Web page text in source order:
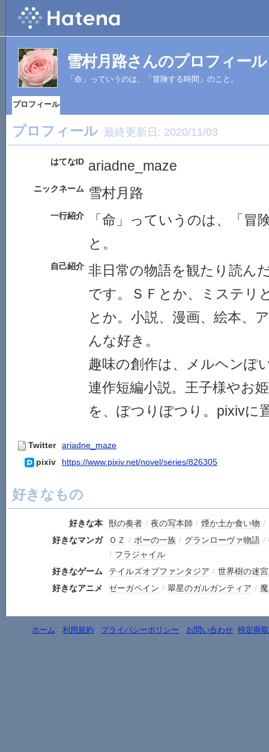
雪村月路さんのプロフィール
「命」っていうのは、「冒険する時間」のこと。
プロフィール
プロフィール 最終更新日: 2020/11/03
はてなID ariadne_maze
ニックネーム 雪村月路
一行紹介
「命」っていうのは、「冒
と。
自己紹介 非日常の物語を観たり読ん
です。ＳＦとか、ミステリ
とか。小説、漫画、絵本、
んな好き。
趣味の創作は、メルヘンぽ
連作短編小説。王子様やお
を、ぽつりぽつり。pixivに
Twitter
ariadne_maze
pixiv
https://www.pixiv.net/novel/series/826305
好きなもの
好きな本 獣の奏者 / 夜の写本師 / 煙か土か食い物 /
好きなマンガ
ＯＺ / ポーの一族 / グランローヴァ物語 /
/ フラジャイル
好きなゲーム
テイルズオブファンタジア / 世界樹の迷宮
好きなアニメ
ゼーガペイン / 翠星のガルガンティア /
ホーム - 利用規約 - プライバシーポリシー - お問い合わせ- 特定商